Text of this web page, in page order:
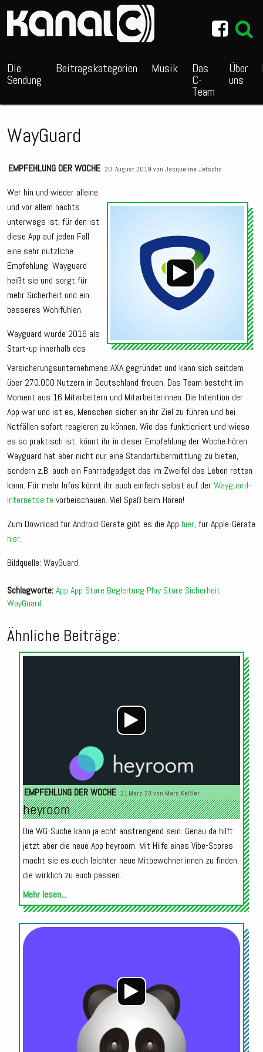
Die
Sendung
Beitragskategorien Musik Das
C-
Team
Über
uns
WayGuard
EMPFEHLUNG DER WOCHE 20. August 2019 von Jacqueline Jetscho
Wer hin und wieder alleine
und vor allem nachts
unterwegs ist, für den ist
diese App auf jeden Fall
eine sehr nützliche
Empfehlung: Wayguard
heißt sie und sorgt für
mehr Sicherheit und ein
besseres Wohlfühlen.
Wayguard wurde 2016 als
Start-up innerhalb des
Versicherungsunternehmens AXA gegründet und kann sich seitdem
über 270.000 Nutzern in Deutschland freuen. Das Team besteht im
Moment aus 16 Mitarbeitern und Mitarbeiterinnen. Die Intention der
App war und ist es, Menschen sicher an ihr Ziel zu führen und bei
Notfällen sofort reagieren zu können. Wie das funktioniert und wieso
es so praktisch ist, könnt ihr in dieser Empfehlung der Woche hören.
Wayguard hat aber nicht nur eine Standortübermittlung zu bieten,
sondern z.B. auch ein Fahrradgadget das im Zweifel das Leben retten
kann. Für mehr Infos könnt ihr auch einfach selbst auf derWayguard-
Internetseite vorbeischauen. Viel Spaß beim Hören!
Zum Download für Android-Geräte gibt es die App hier, für Apple-Geräte
hier.
Bildquelle: WayGuard
Schlagworte:App App Store Begleitung Play Store Sicherheit
WayGuard
Ähnliche Beiträge:
Audio-
Player
EMPFEHLUNG DER WOCHE 21.März 23 von Marc Keßler
heyroom
Die WG-Suche kann ja echt anstrengend sein. Genau da hilft
jetzt aber die neue App heyroom. Mit Hilfe eines Vibe-Scores
macht sie es euch leichter neue Mitbewohner:innen zu finden,
die wirklich zu euch passen.
Mehr lesen...
Audio-
Player